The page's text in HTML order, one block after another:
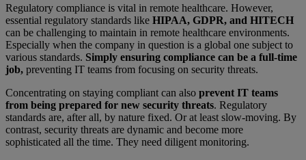
Regulatory compliance is vital in remote healthcare. However,
essential regulatory standards like HIPAA, GDPR, and HITECH
can be challenging to maintain in remote healthcare environments.
Especially when the company in question is a global one subject to
various standards. Simply ensuring compliance can be a full-time
job, preventing IT teams from focusing on security threats.
Concentrating on staying compliant can also prevent IT teams
from being prepared for new security threats. Regulatory
standards are, after all, by nature fixed. Or at least slow-moving. By
contrast, security threats are dynamic and become more
sophisticated all the time. They need diligent monitoring.